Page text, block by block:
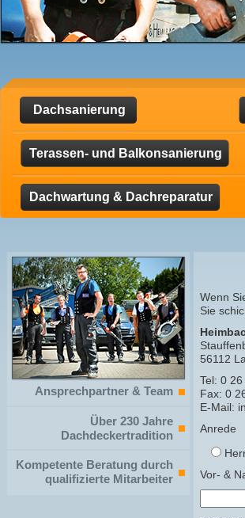
Dachsanierung
Terassen- und Balkonsanierung
Dachwartung & Dachreparatur
Ansprechpartner & Team
Über 230 Jahre
Dachdeckertradition
Kompetente Beratung durch
qualifizierte Mitarbeiter
Wenn
Sie
56112
Tel: 0
Fax: 0
E-Mail:
Anrede
Vor- &